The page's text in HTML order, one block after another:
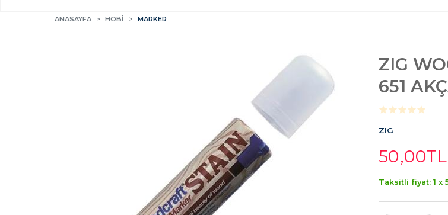
ANASAYFA HOBİ MARKER
ZIG
651
ZIG
50,00TL
Taksitli fiyat: 1 x